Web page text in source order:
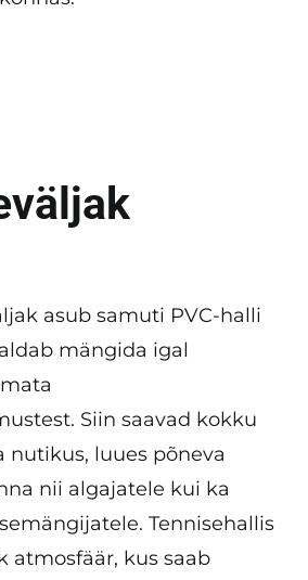
asub samuti PVC-halli
mängida igal
Siin saavad kokku
nutikus, luues põneva
nii algajatele kui ka
Tennisehallis
atmosfäär, kus saab